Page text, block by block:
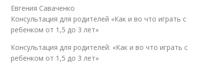
Евгения Саваченко
Консультация для родителей «Как и во что играть с
ребенком от 1,5 до 3 лет»
Консультация для родителей: «Как и во что играть с
ребенком от 1,5 до 3 лет»